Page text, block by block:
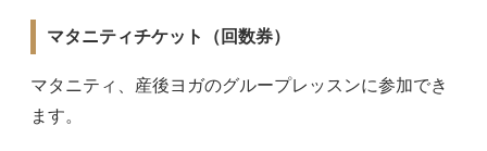
マタニティチケット（回数券）
マタニティ、産後ヨガのグループレッスンに参加でき
ます。